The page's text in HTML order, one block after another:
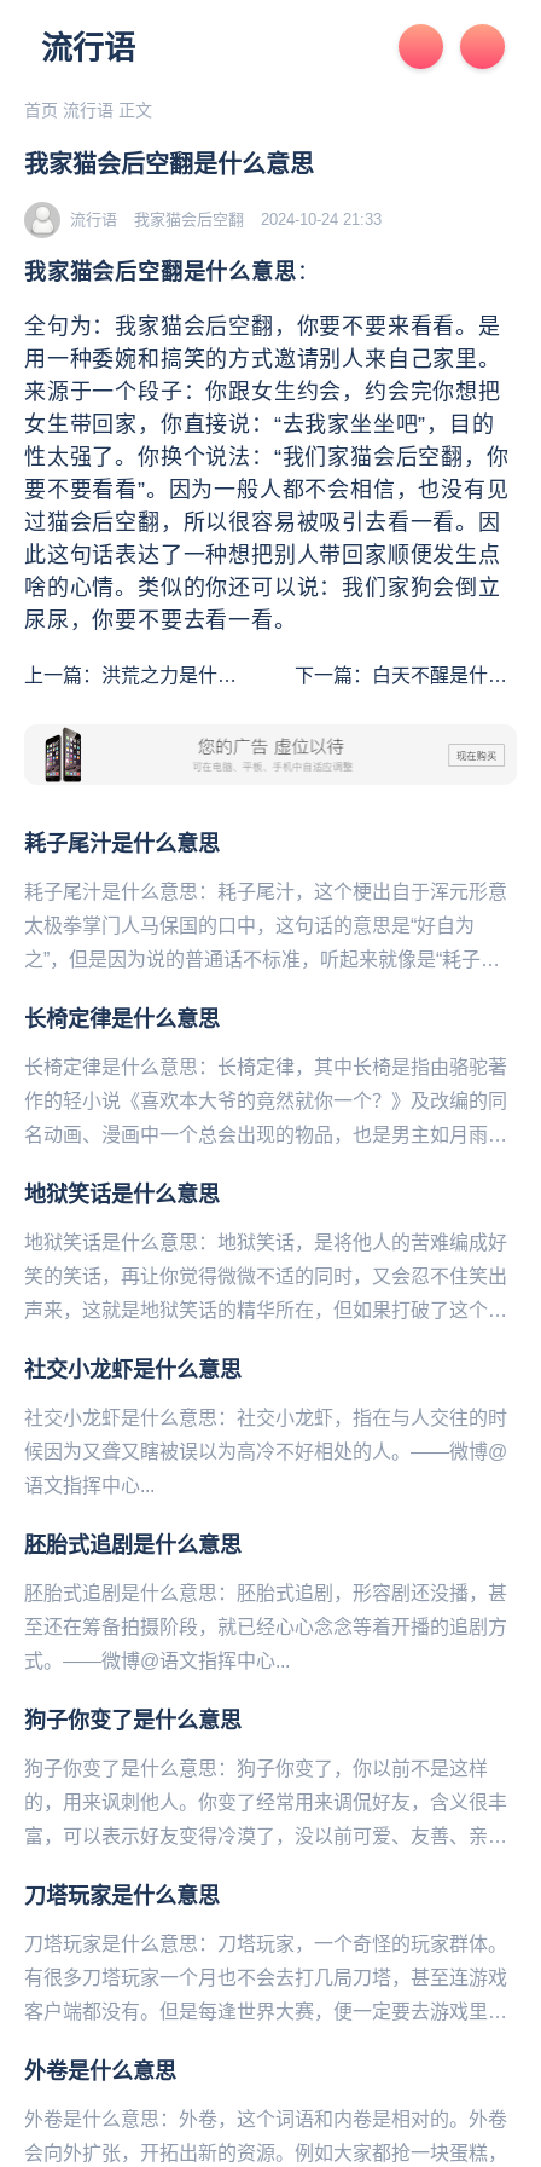
流行语
首页 流行语 正文
我家猫会后空翻是什么意思
流行语 我家猫会后空翻 2024-10-24 21:33
我家猫会后空翻是什么意思 ：
全句为：我家猫会后空翻，你要不要来看看。是
用一种委婉和搞笑的方式邀请别人来自己家里。
来源于一个段子：你跟女生约会，约会完你想把
女生带回家，你直接说：“去我家坐坐吧”，目的
性太强了。你换个说法：“我们家猫会后空翻，你
要不要看看”。因为一般人都不会相信，也没有见
过猫会后空翻，所以很容易被吸引去看一看。因
此这句话表达了一种想把别人带回家顺便发生点
啥的心情。类似的你还可以说：我们家狗会倒立
尿尿，你要不要去看一看。
上一篇： 洪荒之力是什么
下一篇： 白天不醒是什么
耗子尾汁是什么意思
耗子尾汁是什么意思：耗子尾汁，这个梗出自于浑元形意
太极拳掌门人马保国的口中，这句话的意思是“好自为
之”，但是因为说的普通话不标准，听起来就像是“耗子尾
长椅定律是什么意思
长椅定律是什么意思：长椅定律，其中长椅是指由骆驼著
作的轻小说《喜欢本大爷的竟然就你一个？》及改编的同
名动画、漫画中一个总会出现的物品，也是男主如月雨露
单...
地狱笑话是什么意思
地狱笑话是什么意思：地狱笑话，是将他人的苦难编成好
笑的笑话，再让你觉得微微不适的同时，又会忍不住笑出
声来，这就是地狱笑话的精华所在，但如果打破了这个平
社交小龙虾是什么意思
社交小龙虾是什么意思：社交小龙虾，指在与人交往的时
候因为又聋又瞎被误以为高冷不好相处的人。——微博@
语文指挥中心...
胚胎式追剧是什么意思
胚胎式追剧是什么意思：胚胎式追剧，形容剧还没播，甚
至还在筹备拍摄阶段，就已经心心念念等着开播的追剧方
式。——微博@语文指挥中心...
狗子你变了是什么意思
狗子你变了是什么意思：狗子你变了，你以前不是这样
的，用来讽刺他人。你变了经常用来调侃好友，含义很丰
富，可以表示好友变得冷漠了，没以前可爱、友善、亲
你不...
刀塔玩家是什么意思
刀塔玩家是什么意思：刀塔玩家，一个奇怪的玩家群体。
有很多刀塔玩家一个月也不会去打几局刀塔，甚至连游戏
客户端都没有。但是每逢世界大赛，便一定要去游戏里面
外卷是什么意思
外卷是什么意思：外卷，这个词语和内卷是相对的。外卷
会向外扩张，开拓出新的资源。例如大家都抢一块蛋糕，